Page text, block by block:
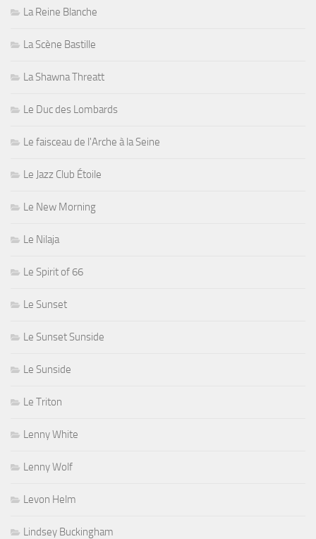
La Reine Blanche
La Scène Bastille
La Shawna Threatt
Le Duc des Lombards
Le faisceau de l'Arche à la Seine
Le Jazz Club Étoile
Le New Morning
Le Nilaja
Le Spirit of 66
Le Sunset
Le Sunset Sunside
Le Sunside
Le Triton
Lenny White
Lenny Wolf
Levon Helm
Lindsey Buckingham